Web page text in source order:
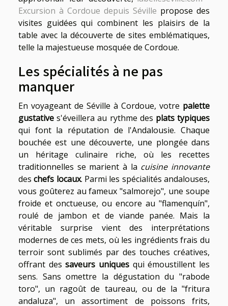
Excursion à Cordoue depuis Séville propose des
visites guidées qui combinent les plaisirs de la
table avec la découverte de sites emblématiques,
telle la majestueuse mosquée de Cordoue.
Les spécialités à ne pas
manquer
En voyageant de Séville à Cordoue, votre palette
gustative s'éveillera au rythme des plats typiques
qui font la réputation de l'Andalousie. Chaque
bouchée est une découverte, une plongée dans
un héritage culinaire riche, où les recettes
traditionnelles se marient à la cuisine innovante
deschefs locaux. Parmi les spécialités andalouses,
vous goûterez au fameux "salmorejo", une soupe
froide et onctueuse, ou encore au "flamenquín",
roulé de jambon et de viande panée. Mais la
véritable surprise vient des interprétations
modernes de ces mets, où les ingrédients frais du
terroir sont sublimés par des touches créatives,
offrant dessaveurs uniques qui émoustillent les
sens. Sans omettre la dégustation du "rabode
toro", un ragoût de taureau, ou de la "fritura
andaluza", un assortiment de poissons frits,